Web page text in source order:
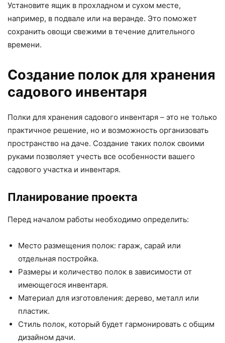
Установите ящик в прохладном и сухом месте,
например, в подвале или на веранде. Это поможет
сохранить овощи свежими в течение длительного
времени.
Создание полок для хранения
садового инвентаря
Полки для хранения садового инвентаря – это не только
практичное решение, но и возможность организовать
пространство на даче. Создание таких полок своими
руками позволяет учесть все особенности вашего
садового участка и инвентаря.
Планирование проекта
Перед началом работы необходимо определить:
Место размещения полок: гараж, сарай или
отдельная постройка.
Размеры и количество полок в зависимости от
имеющегося инвентаря.
Материал для изготовления: дерево, металл или
пластик.
Стиль полок, который будет гармонировать с общим
дизайном дачи.